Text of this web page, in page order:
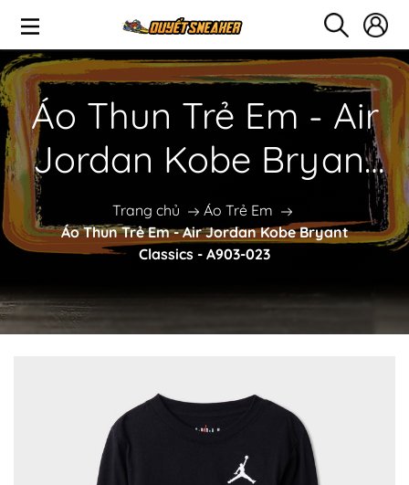
Áo Thun Trẻ Em - Air
Jordan Kobe Bryant
Classics - A903-023
Trang chủ
Áo Trẻ Em
Áo Thun Trẻ Em - Air Jordan Kobe Bryant
Classics - A903-023